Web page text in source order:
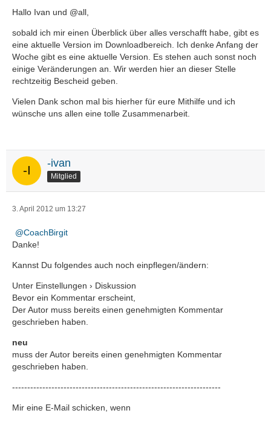
Hallo Ivan und @all,
sobald ich mir einen Überblick über alles verschafft habe, gibt es
eine aktuelle Version im Downloadbereich. Ich denke Anfang der
Woche gibt es eine aktuelle Version. Es stehen auch sonst noch
einige Veränderungen an. Wir werden hier an dieser Stelle
rechtzeitig Bescheid geben.
Vielen Dank schon mal bis hierher für eure Mithilfe und ich
wünsche uns allen eine tolle Zusammenarbeit.
-ivan
Mitglied
3. April 2012 um 13:27
CoachBirgit
Danke!
Kannst Du folgendes auch noch einpflegen/ändern:
Unter Einstellungen › Diskussion
Bevor ein Kommentar erscheint,
Der Autor muss bereits einen genehmigten Kommentar
geschrieben haben.
neu
muss der Autor bereits einen genehmigten Kommentar
geschrieben haben.
---------------------------------------------------------------------
Mir eine E-Mail schicken, wenn